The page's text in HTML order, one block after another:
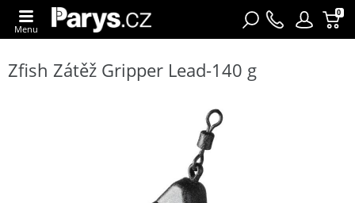
0
Menu
Zfish Zátěž Gripper Lead-140 g